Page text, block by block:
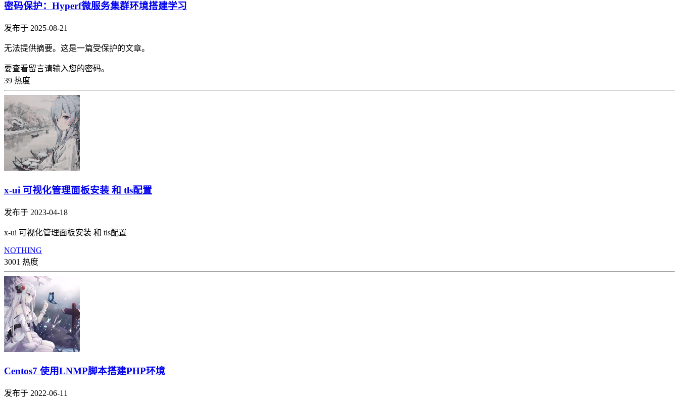
密码保护：Hyperf微服务集群环境搭建学习
发布于 2025-08-21
无法提供摘要。这是一篇受保护的文章。
要查看留言请输入您的密码。
39 热度
x-ui 可视化管理面板安装 和 tls配置
发布于 2023-04-18
x-ui 可视化管理面板安装 和 tls配置
NOTHING
3001 热度
Centos7 使用LNMP脚本搭建PHP环境
发布于 2022-06-11